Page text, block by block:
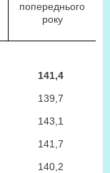
попереднього
року
141,4
139,7
143,1
141,7
140,2